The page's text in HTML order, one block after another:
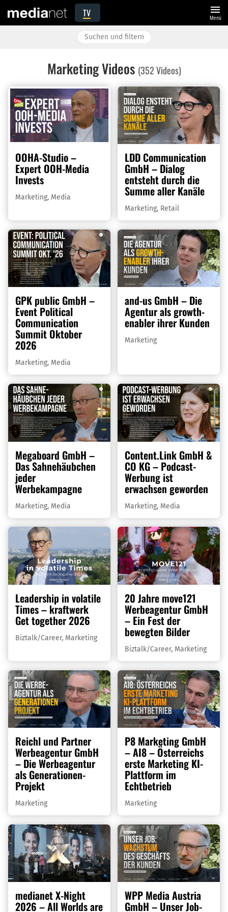
TV menu
Menü
Marketing Videos (352 Videos)
OOHA-Studio –
Expert OOH-Media
Invests
Marketing, Media
LDD Communication
GmbH – Dialog
entsteht durch die
Summe aller Kanäle
Marketing, Retail
GPK public GmbH –
Event Political
Communication
Summit Oktober
2026
Marketing, Media
and-us GmbH – Die
Agentur als growth-
enabler ihrer Kunden
Marketing
Megaboard GmbH –
Das Sahnehäubchen
jeder
Werbekampagne
Marketing, Media
Content.Link GmbH &
CO KG – Podcast-
Werbung ist
erwachsen geworden
Marketing, Media
Leadership in volatile
Times – kraftwerk
Get together 2026
Biztalk/Career, Marketing
20 Jahre move121
Werbeagentur GmbH
– Ein Fest der
bewegten Bilder
Biztalk/Career, Marketing
Reichl und Partner
Werbeagentur GmbH
– Die Werbeagentur
als Generationen-
Projekt
Marketing
P8 Marketing GmbH
– AI8 – Österreichs
erste Marketing KI-
Plattform im
Echtbetrieb
Marketing
medianet X-Night
2026 – All Worlds are
WPP Media Austria
GmbH – Unser Job-